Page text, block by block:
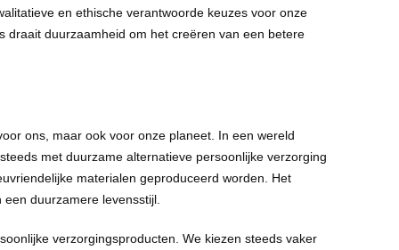
en ethische verantwoorde keuzes voor onze
draait duurzaamheid om het creëren van een betere
ons, maar ook voor onze planeet. In een wereld
met duurzame alternatieve persoonlijke verzorging
materialen geproduceerd worden. Het
duurzamere levensstijl.
verzorgingsproducten. We kiezen steeds vaker